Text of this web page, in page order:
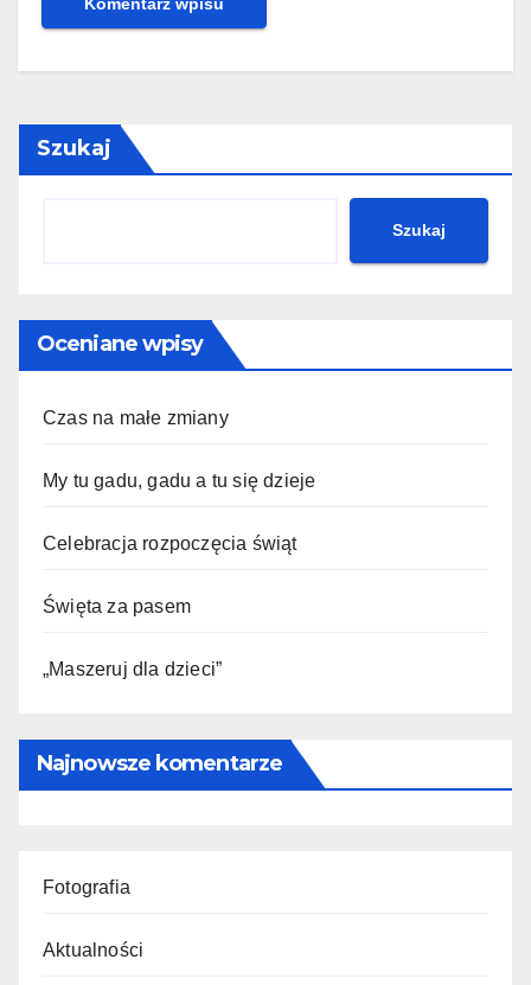
Szukaj
Szukaj
Oceniane wpisy
Czas na małe zmiany
My tu gadu, gadu a tu się dzieje
Celebracja rozpoczęcia świąt
Święta za pasem
„Maszeruj dla dzieci”
Najnowsze komentarze
Fotografia
Aktualności